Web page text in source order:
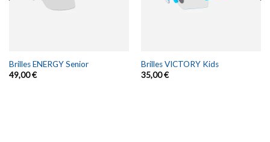
Brilles ENERGY Senior
49,00€
Brilles VICTORY Kids
35,00€